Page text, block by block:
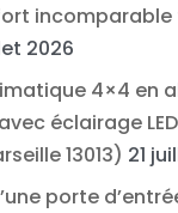
2026
4×4 en
avec éclairage
13013) 21
porte